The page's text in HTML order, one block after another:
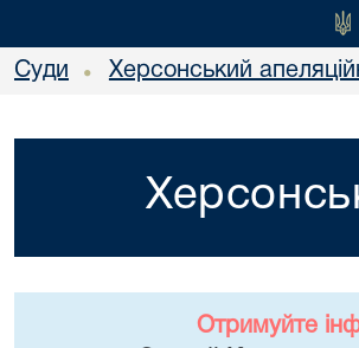
Суди • Херсонський
Отримуйте